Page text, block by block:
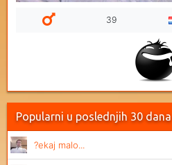
39
Popularni u poslednjih 30 dana
?ekaj malo...